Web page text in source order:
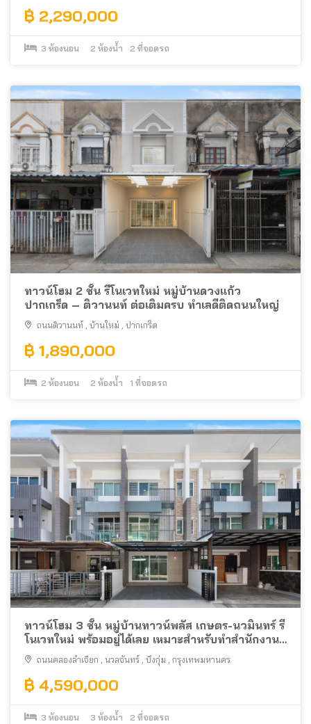
฿ 2,290,000
3 ห้องนอน 2 ห้องน้ำ 2 ที่จอดรถ
ทาวน์โฮม 2 ชั้น รีโนเวทใหม่ หมู่บ้านดวงแก้ว
ปากเกร็ด – ติวานนท์ ต่อเติมครบ ทำเลดีติดถนนใหญ่
ถนนติวานนท์ , บ้านใหม่ , ปากเกร็ด
฿ 1,890,000
2 ห้องนอน 2 ห้องน้ำ 1 ที่จอดรถ
ทาวน์โฮม 3 ชั้น หมู่บ้านทาวน์พลัส เกษตร-นวมินทร์ รี
โนเวทใหม่ พร้อมอยู่ได้เลย เหมาะสำหรับทำสำนักงาน
หรืออยู่อาศัย
ถนนคลองลำเจียก , นวลจันทร์ , บึงกุ่ม , กรุงเทพมหานคร
฿ 4,590,000
3 ห้องนอน 3 ห้องน้ำ 2 ที่จอดรถ